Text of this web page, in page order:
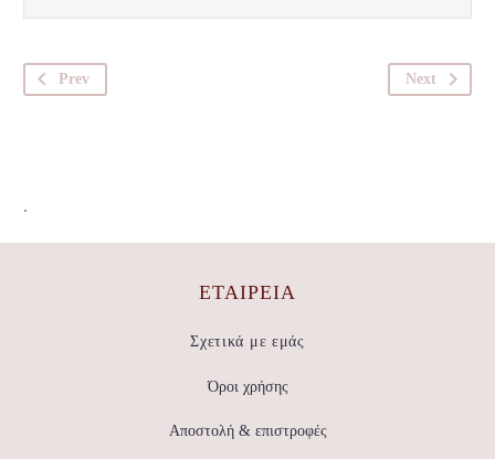
Prev Next
.
ΕΤΑΙΡΕΊΑ
Σχετικά με εμάς
Όροι χρήσης
Αποστολή & επιστροφές